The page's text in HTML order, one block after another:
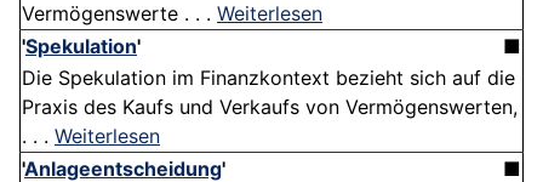
Vermögenswerte . . . Weiterlesen
'Spekulation'
■
Die Spekulation im Finanzkontext bezieht sich auf die
Praxis des Kaufs und Verkaufs von Vermögenswerten,
. . . Weiterlesen
'Anlageentscheidung'
■